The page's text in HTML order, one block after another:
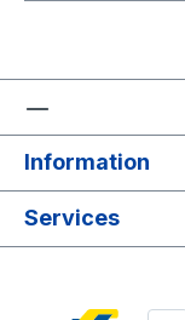
Information
Services